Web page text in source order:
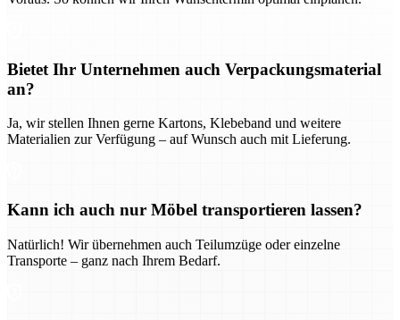
Bietet Ihr Unternehmen auch Verpackungsmaterial
an?
Ja, wir stellen Ihnen gerne Kartons, Klebeband und weitere
Materialien zur Verfügung – auf Wunsch auch mit Lieferung.
Kann ich auch nur Möbel transportieren lassen?
Natürlich! Wir übernehmen auch Teilumzüge oder einzelne
Transporte – ganz nach Ihrem Bedarf.